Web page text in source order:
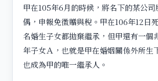
甲在105年6月的時候，將名下的某公司
偶，申報免徵贈與稅。甲在106年12日
名婚生子女都拋棄繼承，但甲還有一個
年子女Ａ，也就是甲在婚姻關係外所生
也成為甲的唯一繼承人。